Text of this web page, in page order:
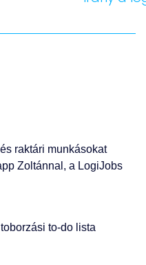
raktári munkásokat
Zoltánnal, a LogiJobs
to-do lista